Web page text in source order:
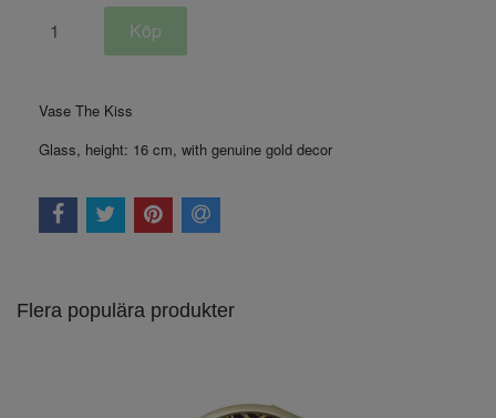
Vase The Kiss
Glass, height: 16 cm, with genuine gold decor
Flera populära produkter